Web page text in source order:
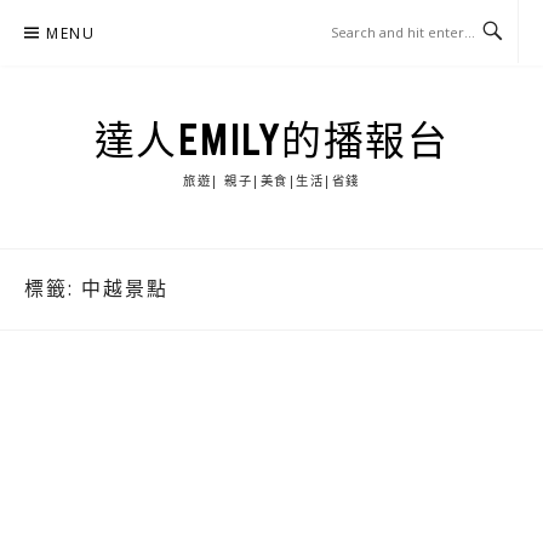
MENU
達人EMILY的播報台
旅遊| 親子|美食|生活|省錢
標籤: 中越景點